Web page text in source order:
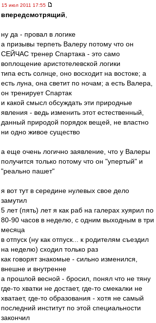
15 июл 2011 17:55
впередсмотрящий
ну да - провал в логике
а призывы терпеть Валеру потому что он
СЕЙЧАС тренер Спартака - это само
воплощение аристотелевской логики
типа есть солнце, оно восходит на востоке; а
есть луна, она светит по ночам; а есть Валера,
он тренирует Спартак
и какой смысл обсуждать эти природные
явления - ведь изменить этот естественный,
данный природой порядок вещей, не властно
ни одно живое существо
а еще очень логично заявление, что у Валеры
получится только потому что он "упертый" и
"реально пашет"
я вот тут в середине нулевых свое дело
замутил
5 лет (пять) лет я как раб на галерах хуярил по
80-90 часов в неделю, с одним выходным в три
месяца
в отпуск (ну как отпуск... к родителям съездил
на неделю) сходил только раз
как говорят знакомые - сильно изменился,
внешне и внутренне
а прошлой весной - бросил, понял что не тяну
где-то хватки не достает, где-то смекалки не
хватает, где-то образования - хотя не самый
последний институт по этой специальности
закончил